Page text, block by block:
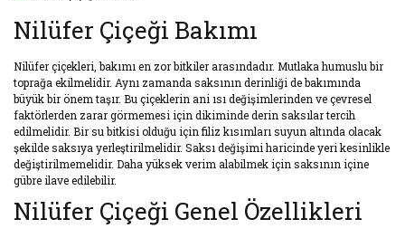
Nilüfer Çiçeği Bakımı
Nilüfer çiçekleri, bakımı en zor bitkiler arasındadır. Mutlaka humuslu bir
toprağa ekilmelidir. Aynı zamanda saksının derinliği de bakımında
büyük bir önem taşır. Bu çiçeklerin ani ısı değişimlerinden ve çevresel
faktörlerden zarar görmemesi için dikiminde derin saksılar tercih
edilmelidir. Bir su bitkisi olduğu için filiz kısımları suyun altında olacak
şekilde saksıya yerleştirilmelidir. Saksı değişimi haricinde yeri kesinlikle
değiştirilmemelidir. Daha yüksek verim alabilmek için saksının içine
gübre ilave edilebilir.
Nilüfer Çiçeği Genel Özellikleri